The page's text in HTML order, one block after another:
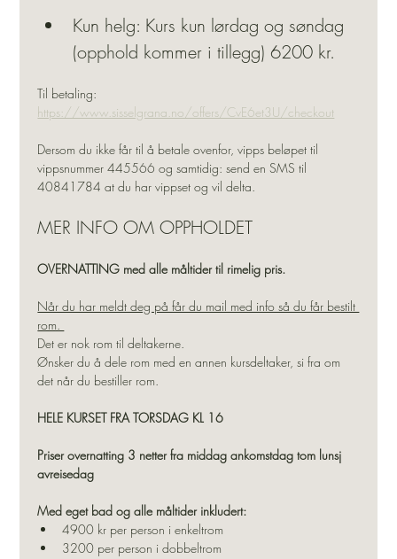
Kun helg: Kurs kun lørdag og søndag
(opphold kommer i tillegg) 6200 kr.
Til betaling:
https://www.sisselgrana.no/offers/CvE6et3U/checkout
Dersom du ikke får til å betale ovenfor, vipps beløpet til
vippsnummer 445566 og samtidig: send en SMS til
40841784 at du har vippset og vil delta.
MER INFO OM OPPHOLDET
OVERNATTING med alle måltider til rimelig pris.
Når du har meldt deg på får du mail med info så du får bestilt
rom.
Det er nok rom til deltakerne.
Ønsker du å dele rom med en annen kursdeltaker, si fra om
det når du bestiller rom.
HELE KURSET FRA TORSDAG KL 16
Priser overnatting 3 netter fra middag ankomstdag tom lunsj
avreisedag
Med eget bad og alle måltider inkludert:
4900 kr per person i enkeltrom
3200 per person i dobbeltrom